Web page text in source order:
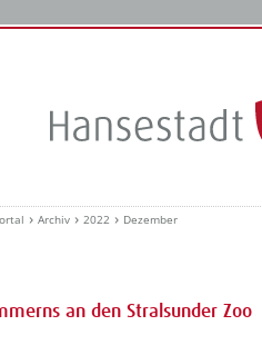
Archiv 2022 Dezember
an den Stralsunder Zoo